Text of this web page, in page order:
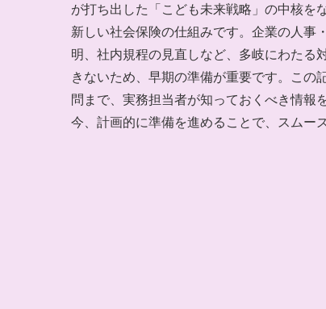
が打ち出した「こども未来戦略」の中核を
新しい社会保険の仕組みです。企業の人事
明、社内規程の見直しなど、多岐にわたる
きないため、早期の準備が重要です。この
問まで、実務担当者が知っておくべき情報
今、計画的に準備を進めることで、スムー